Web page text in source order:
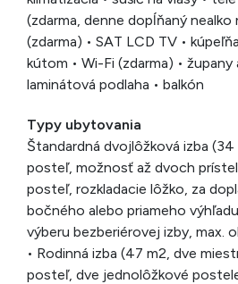
(zdarma, denne dopĺňaný
(zdarma) • SAT LCD TV •
kútom • Wi-Fi (zdarma) • župany
laminátová podlaha • balkón
Typy ubytovania
Štandardná dvojlôžková izba (34
posteľ, možnosť až dvoch
posteľ, rozkladacie lôžko, za
bočného alebo priameho
výberu bezberiérovej izby, max.
• Rodinná izba (47 m2, dve
posteľ, dve jednolôžkové